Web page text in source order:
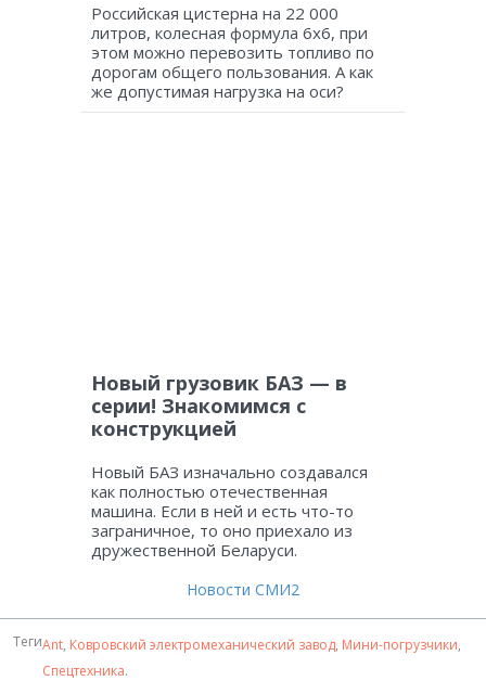
Российская цистерна на 22 000
литров, колесная формула 6х6, при
этом можно перевозить топливо по
дорогам общего пользования. А как
же допустимая нагрузка на оси?
Новый грузовик БАЗ — в
серии! Знакомимся с
конструкцией
Новый БАЗ изначально создавался
как полностью отечественная
машина. Если в ней и есть что-то
заграничное, то оно приехало из
дружественной Беларуси.
Новости СМИ2
ТегиAnt, Ковровский электромеханический завод, Мини-погрузчики,
Спецтехника.